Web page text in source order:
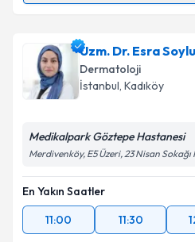
Takvim
için bir takvim
bilgilendireceğiz.
E-posta Adresiniz
Kişisel verilerimin
Metni
kapsamda işlenmesini
Uzm. Dr. Esra Soylu
Dermatoloji
İstanbul, Kadıköy
Medikalpark Göztepe Hastanesi
Merdivenköy, E5 Üzeri, 23 Nisan Sokağı
En Yakın Saatler
11:00
11:30